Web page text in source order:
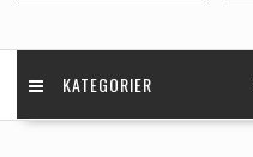
KATEGORIER